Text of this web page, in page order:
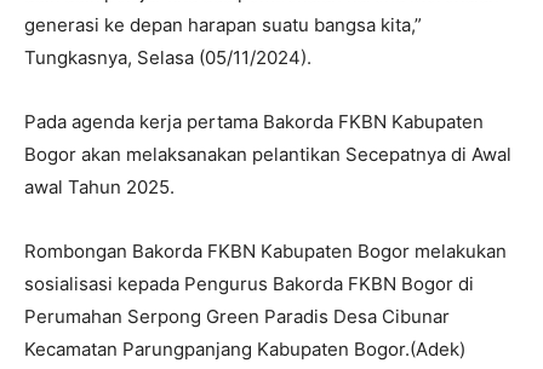
generasi ke depan harapan suatu bangsa kita,”
Tungkasnya, Selasa (05/11/2024).
Pada agenda kerja pertama Bakorda FKBN Kabupaten
Bogor akan melaksanakan pelantikan Secepatnya di Awal
awal Tahun 2025.
Rombongan Bakorda FKBN Kabupaten Bogor melakukan
sosialisasi kepada Pengurus Bakorda FKBN Bogor di
Perumahan Serpong Green Paradis Desa Cibunar
Kecamatan Parungpanjang Kabupaten Bogor.(Adek)